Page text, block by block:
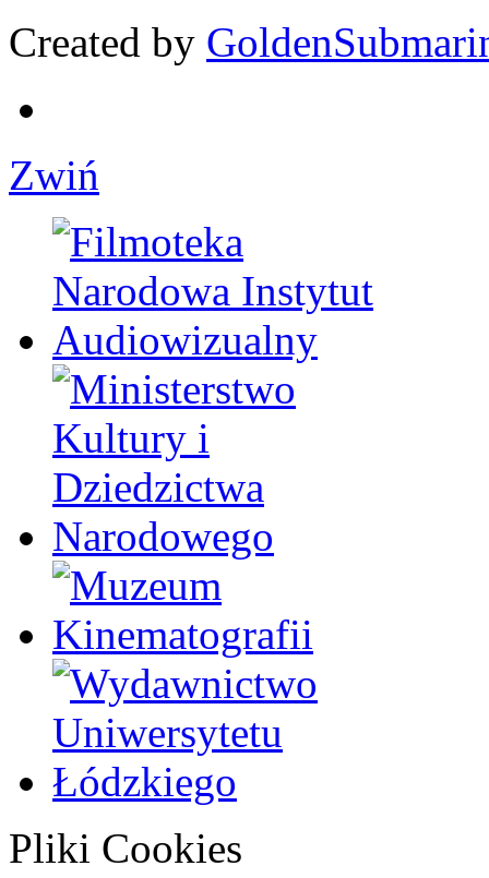
Created by
Zwiń
Pliki Cookies